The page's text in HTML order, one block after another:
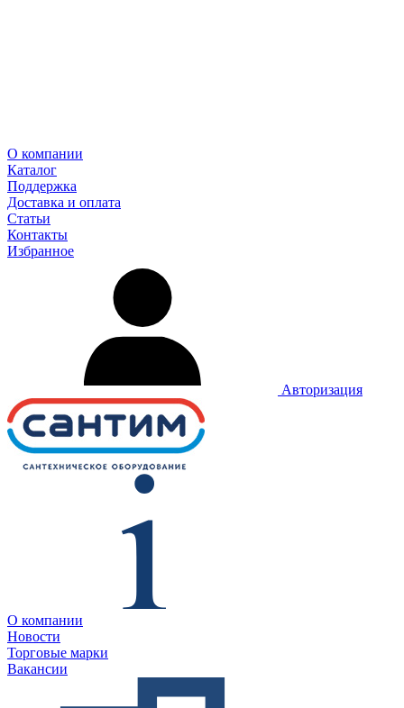
О компании
Каталог
Поддержка
Доставка и оплата
Статьи
Контакты
Избранное
Авторизация
О компании
Новости
Торговые марки
Вакансии